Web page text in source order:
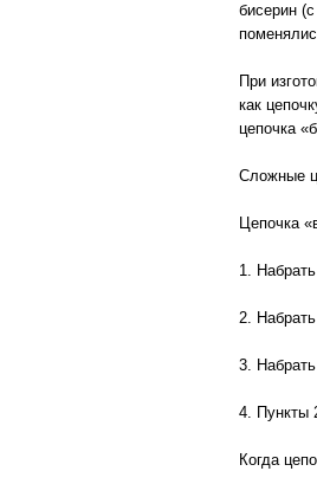
бисерин
При
как
цепочка
Сложные
Цепочка
1.
2.
3.
4. Пункты
Когда